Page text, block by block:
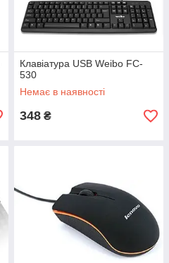
Клавіатура USB Weibo FC-
530
Немає в наявності
348 ₴